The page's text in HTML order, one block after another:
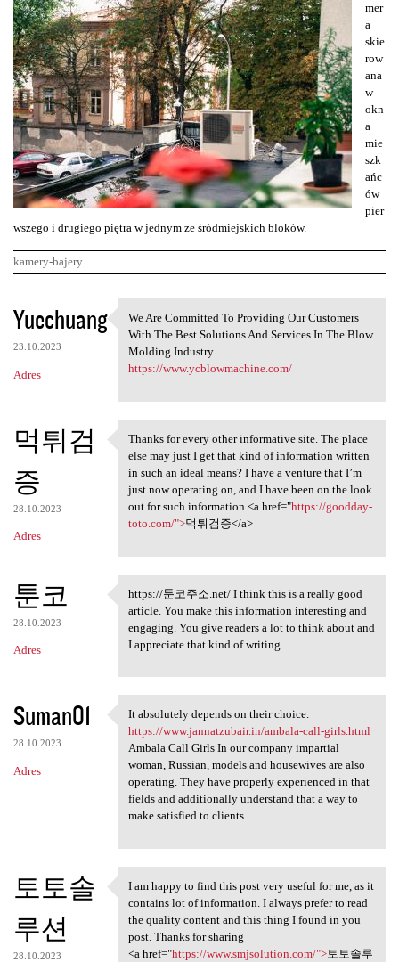
mer
a
skie
row
ana
w
okn
a
mie
szk
ańc
ów
pier
wszego i drugiego piętra w jednym ze śródmiejskich bloków.
kamery-bajery
K
o
m
e
t
r
z
e
Yuechuang
23.10.2023
Adres
We Are Committed To Providing
We Are Committed To Providing Our Customers
With The Best Solutions And Services In The Blow
Molding Industry.
https://www.ycblowmachine.com/
먹튀검
증
28.10.2023
Adres
Thanks for every other
Thanks for every other informative site. The place
else may just I get that kind of information written
in such an ideal means? I have a venture that I’m
just now operating on, and I have been on the look
out for such information <a href="https://goodday-
toto.com/">먹튀검증</a>
툰코
28.10.2023
Adres
https://툰코주소.net/ I think
https://툰코주소.net/ I think this is a really good
article. You make this information interesting and
engaging. You give readers a lot to think about and
I appreciate that kind of writing
Suman01
28.10.2023
Adres
It absolutely depends on
It absolutely depends on their choice.
https://www.jannatzubair.in/ambala-call-girls.html
Ambala Call Girls In our company impartial
woman, Russian, models and housewives are also
operating. They have properly experienced in that
fields and additionally understand that a way to
make satisfied to clients.
토토솔
루션
28.10.2023
I am happy to find this post
I am happy to find this post very useful for me, as it
contains lot of information. I always prefer to read
the quality content and this thing I found in you
post. Thanks for sharing
<a href="https://www.smjsolution.com/">토토솔루